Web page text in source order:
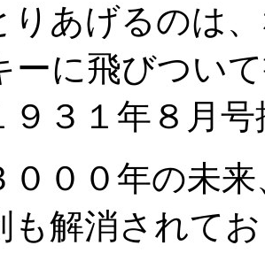
あげるのは
ーに飛びつい
９３１年８月
００年の未来
も解消されて